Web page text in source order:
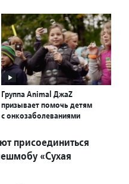
Группа Animal ДжаZ
призывает помочь детям
с онкозаболеваниями
присоединиться
«Сухая